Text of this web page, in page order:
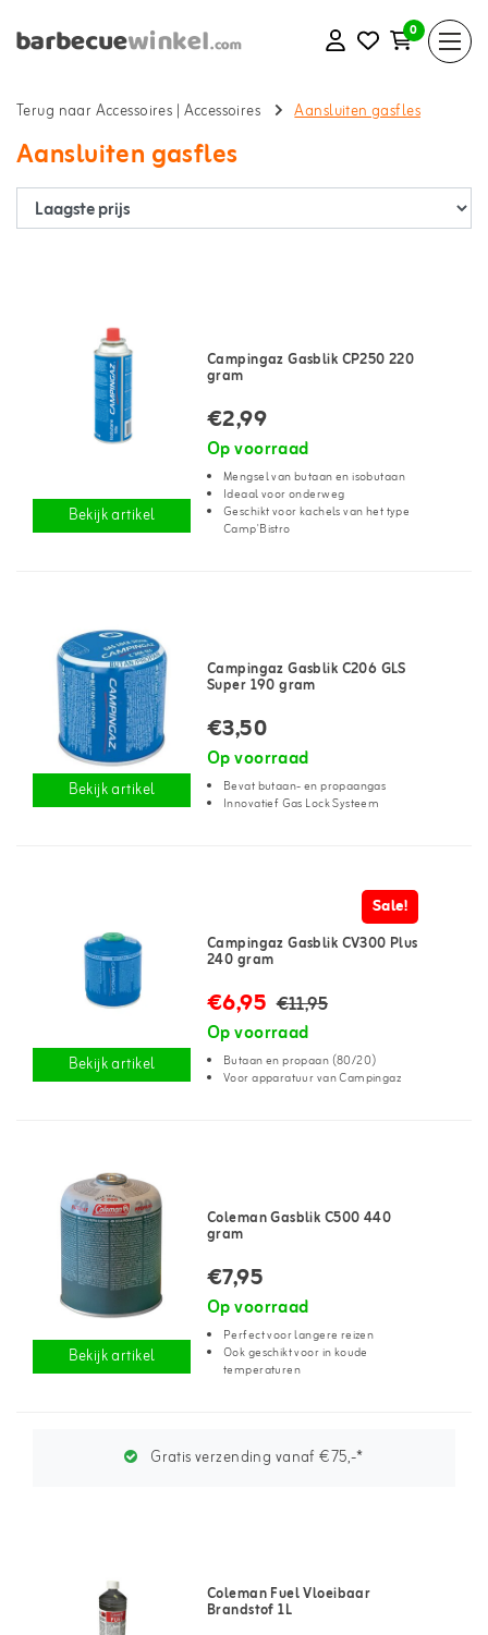
0
Terug naar Accessoires | Accessoires Aansluiten gasfles
Aansluiten gasfles
Bekijk artikel
Campingaz Gasblik CP250 220
gram
€2,99
Op voorraad
Mengsel van butaan en isobutaan
Ideaal voor onderweg
Geschikt voor kachels van het type
Camp'Bistro
Bekijk artikel
Campingaz Gasblik C206 GLS
Super 190 gram
€3,50
Op voorraad
Bevat butaan- en propaangas
Innovatief Gas Lock Systeem
Bekijk artikel
Sale!
Campingaz Gasblik CV300 Plus
240 gram
€6,95 €11,95
Op voorraad
Butaan en propaan (80/20)
Voor apparatuur van Campingaz
Bekijk artikel
Coleman Gasblik C500 440
gram
€7,95
Op voorraad
Perfect voor langere reizen
Ook geschikt voor in koude
temperaturen
Gratis verzending vanaf €75,-*
Coleman Fuel Vloeibaar
Brandstof 1L